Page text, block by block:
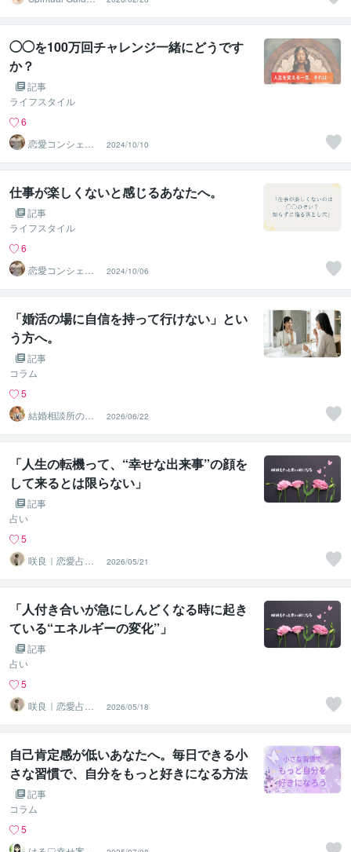
シエル
◯◯を100万回チャレンジ一緒にどうです
か？
記事
ライフスタイル
6
恋愛コンシェル
ジュ ｜ ソウメイ
2024/10/10
仕事が楽しくないと感じるあなたへ。
記事
ライフスタイル
6
恋愛コンシェル
ジュ ｜ ソウメイ
2024/10/06
「婚活の場に自信を持って行けない」とい
う方へ。
記事
コラム
5
結婚相談所の代
表カウンセラー
松尾
2026/06/22
「人生の転機って、“幸せな出来事”の顔を
して来るとは限らない」
記事
占い
5
咲良｜恋愛占い
心導師
2026/05/21
「人付き合いが急にしんどくなる時に起き
ている“エネルギーの変化”」
記事
占い
5
咲良｜恋愛占い
心導師
2026/05/18
自己肯定感が低いあなたへ。毎日できる小
さな習慣で、自分をもっと好きになる方法
記事
コラム
5